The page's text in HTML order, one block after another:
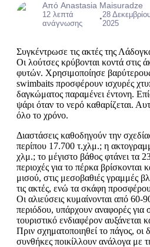
Από Anastasia Maisuradze
12 λεπτά
ανάγνωσης
•28
2025
Συγκέντρωσε τις ακτές της
Οι λούτσες κρύβονται κοντά στις
φυτών. Χρησιμοποίησε
swimbaits προσφέρουν ισχυρές
δαγκώματος παραμένει έντονη.
ψάρι όταν το νερό καθαρίζεται.
όλο το χρόνο.
Διαστάσεις καθοδηγούν την
περίπου 17.700 τ.χλμ.; η
χλμ.; το μέγιστο βάθος φτάνει τα
περιοχές για το πέρκα βρίσκονται
μισού, στις μεσοβαθιές γραμμές
τις ακτές, ενώ τα σκάφη
Οι αλιεύσεις κυμαίνονται από 60-
περιόδου, υπάρχουν αναφορές
τουριστικό ενδιαφέρον αυξάνεται
Πριν σχηματοποιηθεί το πάγος, οι
συνθήκες ποικίλλουν ανάλογα με